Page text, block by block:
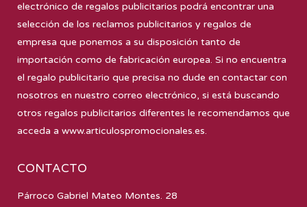
electrónico de regalos publicitarios podrá encontrar una
selección de los reclamos publicitarios y regalos de
empresa que ponemos a su disposición tanto de
importación como de fabricación europea. Si no encuentra
el regalo publicitario que precisa no dude en contactar con
nosotros en nuestro correo electrónico, si está buscando
otros regalos publicitarios diferentes le recomendamos que
acceda a www.articulospromocionales.es.
CONTACTO
Párroco Gabriel Mateo Montes. 28